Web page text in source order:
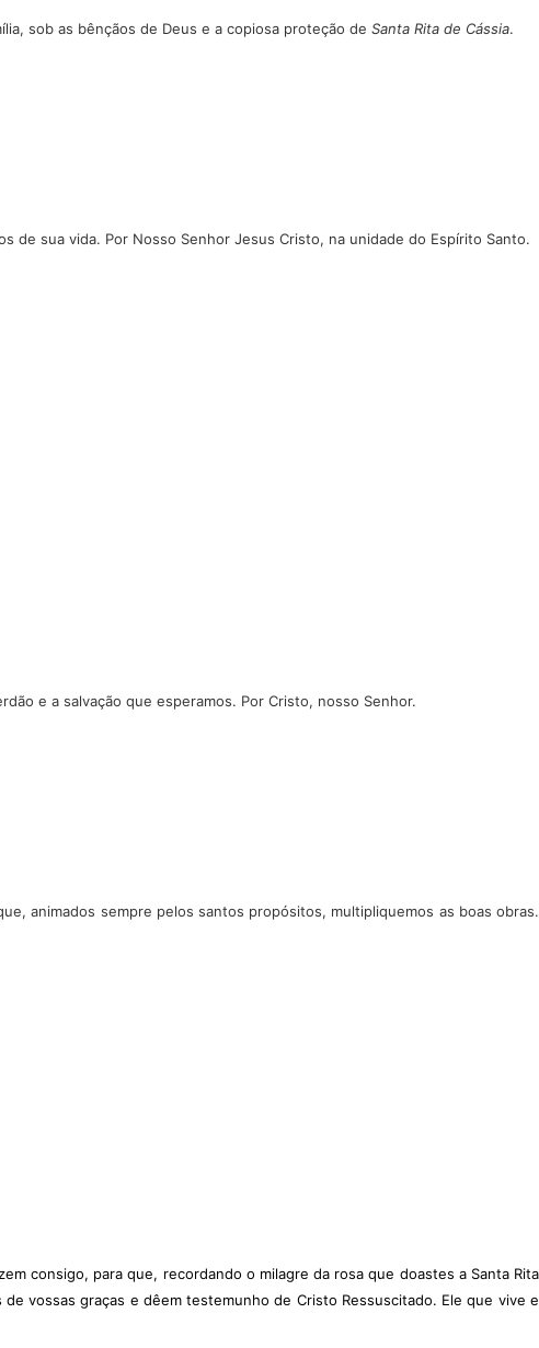
sob as bênçãos de Deus e a copiosa proteção de Santa Rita de Cássia.
de sua vida. Por Nosso Senhor Jesus Cristo, na unidade do Espírito Santo.
e a salvação que esperamos. Por Cristo, nosso Senhor.
animados sempre pelos santos propósitos, multipliquemos as boas obras.
consigo, para que, recordando o milagre da rosa que doastes a Santa Rita
vossas graças e dêem testemunho de Cristo Ressuscitado. Ele que vive e